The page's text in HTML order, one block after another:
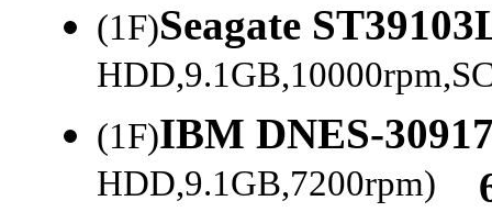
(1F)Seagate
(1F)IBM DNES-
HDD,9.1GB,7200rpm)